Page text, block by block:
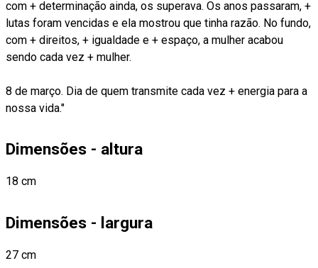
com + determinação ainda, os superava. Os anos passaram, +
lutas foram vencidas e ela mostrou que tinha razão. No fundo,
com + direitos, + igualdade e + espaço, a mulher acabou
sendo cada vez + mulher.
8 de março. Dia de quem transmite cada vez + energia para a
nossa vida."
Dimensões - altura
18 cm
Dimensões - largura
27 cm